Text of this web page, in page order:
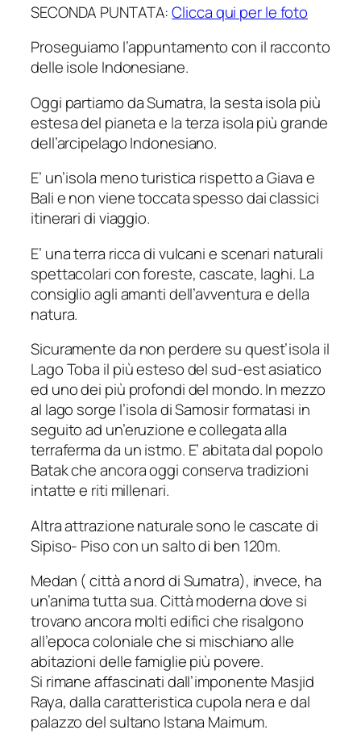
SECONDA PUNTATA:Clicca qui per le foto
Proseguiamo l’appuntamento con il racconto
delle isole Indonesiane.
Oggi partiamo da Sumatra, la sesta isola più
estesa del pianeta e la terza isola più grande
dell’arcipelago Indonesiano.
E’ un’isola meno turistica rispetto a Giava e
Bali e non viene toccata spesso dai classici
itinerari di viaggio.
E’ una terra ricca di vulcani e scenari naturali
spettacolari con foreste, cascate, laghi. La
consiglio agli amanti dell’avventura e della
natura.
Sicuramente da non perdere su quest’isola il
Lago Toba il più esteso del sud-est asiatico
ed uno dei più profondi del mondo. In mezzo
al lago sorge l’isola di Samosir formatasi in
seguito ad un’eruzione e collegata alla
terraferma da un istmo. E’ abitata dal popolo
Batak che ancora oggi conserva tradizioni
intatte e riti millenari.
Altra attrazione naturale sono le cascate di
Sipiso- Piso con un salto di ben 120m.
Medan ( città a nord di Sumatra), invece, ha
un’anima tutta sua. Città moderna dove si
trovano ancora molti edifici che risalgono
all’epoca coloniale che si mischiano alle
abitazioni delle famiglie più povere.
Si rimane affascinati dall’imponente Masjid
Raya, dalla caratteristica cupola nera e dal
palazzo del sultano Istana Maimum.